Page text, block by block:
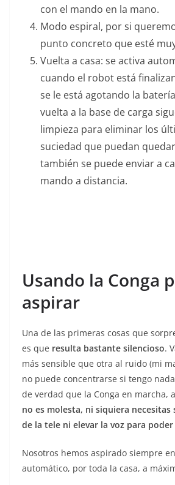
con el mando en la mano.
Modo espiral, por si
punto concreto que esté
Vuelta a casa: se activa
cuando el robot está
se le está agotando la
vuelta a la base de carga
limpieza para eliminar los
suciedad que puedan
también se puede enviar a
mando a distancia.
Usando la Conga
aspirar
Una de las primeras cosas que
es que resulta bastante silencioso.
más sensible que otra al ruido (mi
no puede concentrarse si tengo
de verdad que la Conga en marcha,
no es molesta, ni siquiera necesitas
de la tele ni elevar la voz para
Nosotros hemos aspirado siempre
automático, por toda la casa, a